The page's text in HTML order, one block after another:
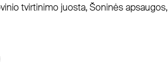
tvirtinimo juosta, Šoninės apsaugos,